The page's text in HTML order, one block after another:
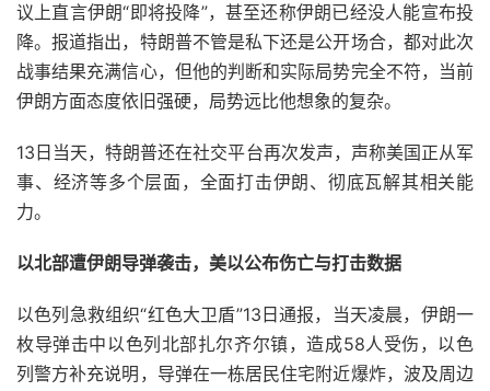
议上直言伊朗“即将投降”，甚至还称伊朗已经没人能宣布投
降。报道指出，特朗普不管是私下还是公开场合，都对此次
战事结果充满信心，但他的判断和实际局势完全不符，当前
伊朗方面态度依旧强硬，局势远比他想象的复杂。
13日当天，特朗普还在社交平台再次发声，声称美国正从军
事、经济等多个层面，全面打击伊朗、彻底瓦解其相关能
力。
以北部遭伊朗导弹袭击，美以公布伤亡与打击数据
以色列急救组织“红色大卫盾”13日通报，当天凌晨，伊朗一
枚导弹击中以色列北部扎尔齐尔镇，造成58人受伤，以色
列警方补充说明，导弹在一栋居民住宅附近爆炸，波及周边